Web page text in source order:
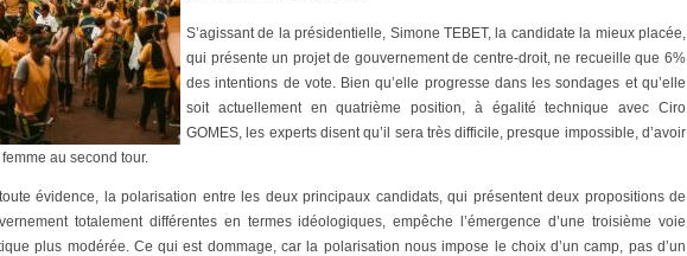
S’agissant de la présidentielle, Simone TEBET, la candidate la mieux placée,
qui présente un projet de gouvernement de centre-droit, ne recueille que 6%
des intentions de vote. Bien qu’elle progresse dans les sondages et qu’elle
soit actuellement en quatrième position, à égalité technique avec Ciro
GOMES, les experts disent qu’il sera très difficile, presque impossible, d’avoir
au second tour.
évidence, la polarisation entre les deux principaux candidats, qui présentent deux propositions de
totalement différentes en termes idéologiques, empêche l’émergence d’une troisième voie
plus modérée. Ce qui est dommage, car la polarisation nous impose le choix d’un camp, pas d’un